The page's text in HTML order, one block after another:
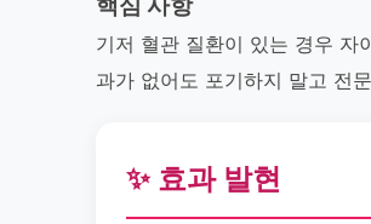
기저 혈관 질환이 있는 경우 자
과가 없어도 포기하지 말고 전
✨ 효과 발현